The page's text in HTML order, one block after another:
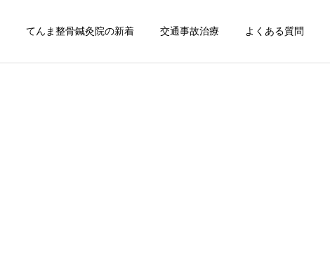
てんま整骨鍼灸院の新着 交通事故治療 よくある質問